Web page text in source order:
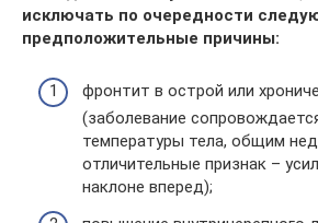
исключать по очередности
предположительные причины:
фронтит в острой или
(заболевание
температуры тела, общим
отличительные признак –
наклоне вперед);